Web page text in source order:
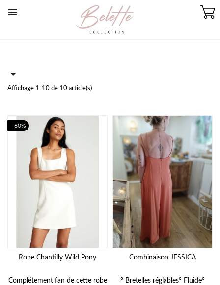


Affichage 1-10 de 10 article(s)
Robe Chantilly Wild Pony
Complétement fan de cette robe
-60%
Combinaison JESSICA
° Bretelles réglables° Fluide°